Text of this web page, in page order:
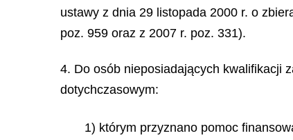
ustawy z dnia 29 listopada 2000 r. o
poz. 959 oraz z 2007 r. poz. 331).
4. Do osób nieposiadających kwalifikacji
dotychczasowym:
1) którym przyznano pomoc